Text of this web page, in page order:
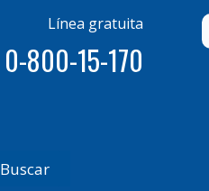
Línea gratuita
0-800-15-170
Buscar